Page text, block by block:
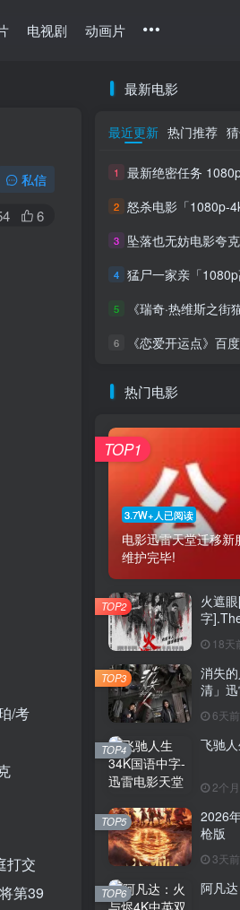
电视剧 动画片
私信
6
/考
打交
第39
最新电影
最近更新 热门推荐
1 最新绝密任务
2 怒杀电影「1080p-
3 坠落也无妨电影夸
4 猛尸一家亲「
5 《瑞奇·热维斯之街猫
6 《恋爱开运点》百度
热门电影
3.7W+人已阅读
电影迅雷天堂迁移新
维护完毕!
TOP1
火遮
字
18天
TOP2
消失
清」
6天前
TOP3
飞驰
2个
TOP4
2026
枪版
3天前
TOP5
阿凡
TOP6